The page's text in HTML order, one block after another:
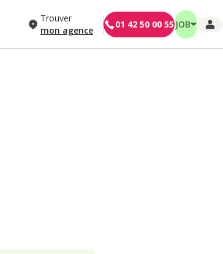
Trouver
mon agence
01 42 50 00 55 JOB